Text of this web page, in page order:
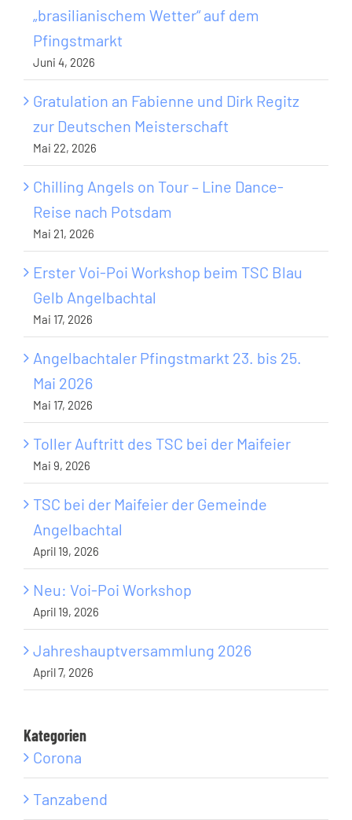
„brasilianischem Wetter“ auf dem
Pfingstmarkt
Juni 4, 2026
Gratulation an Fabienne und Dirk Regitz
zur Deutschen Meisterschaft
Mai 22, 2026
Chilling Angels on Tour – Line Dance-
Reise nach Potsdam
Mai 21, 2026
Erster Voi-Poi Workshop beim TSC Blau
Gelb Angelbachtal
Mai 17, 2026
Angelbachtaler Pfingstmarkt 23. bis 25.
Mai 2026
Mai 17, 2026
Toller Auftritt des TSC bei der Maifeier
Mai 9, 2026
TSC bei der Maifeier der Gemeinde
Angelbachtal
April 19, 2026
Neu: Voi-Poi Workshop
April 19, 2026
Jahreshauptversammlung 2026
April 7, 2026
Kategorien
Corona
Tanzabend